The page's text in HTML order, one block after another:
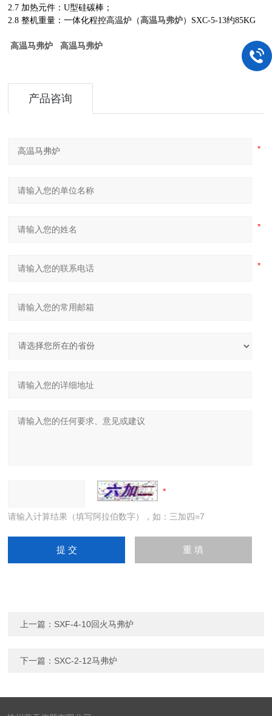
2.7 加热元件：U型硅碳棒；
2.8 整机重量：一体化程控高温炉（高温马弗炉）SXC-5-13约85KG
高温马弗炉 高温马弗炉
产品咨询
请输入计算结果（填写阿拉伯数字），如：三加四=7
上一篇： SXF-4-10回火马弗炉
下一篇： SXC-2-12马弗炉